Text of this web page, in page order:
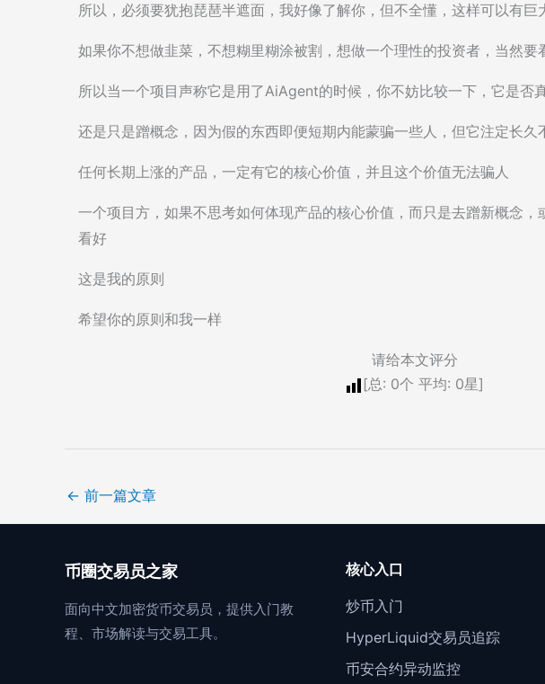
所以，必须要犹抱琵琶半遮面，我好像了解你，但不全懂，这样可以有巨
如果你不想做韭菜，不想糊里糊涂被割，想做一个理性的投资者，当然要
所以当一个项目声称它是用了AiAgent的时候，你不妨比较一下，它是否
还是只是蹭概念，因为假的东西即便短期内能蒙骗一些人，但它注定长久
任何长期上涨的产品，一定有它的核心价值，并且这个价值无法骗人
一个项目方，如果不思考如何体现产品的核心价值，而只是去蹭新概念，
看好
这是我的原则
希望你的原则和我一样
请给本文评分
[总: 0个 平均: 0星]
← 前一篇文章
币圈交易员之家
面向中文加密货币交易员，提供入门教
程、市场解读与交易工具。
核心入口
炒币入门
HyperLiquid交易员追踪
币安合约异动监控